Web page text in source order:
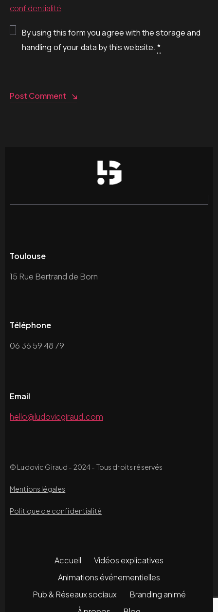
confidentialité
By using this form you agree with the storage and
handling of your data by this website. *
Post Comment
Toulouse
15 Rue Bertrand de Born
Téléphone
06 36 59 48 79
Email
hello@ludovicgiraud.com
© Ludovic Giraud - 2024 - Tous droits réservés
Mentions légales
Politique de confidentialité
Accueil
Vidéos explicatives
Animations événementielles
Pub & Réseaux sociaux
Branding animé